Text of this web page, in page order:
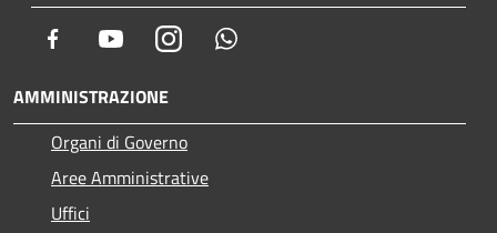
Facebook YoutubeInstagram
AMMINISTRAZIONE
Organi di Governo
Aree Amministrative
Uffici